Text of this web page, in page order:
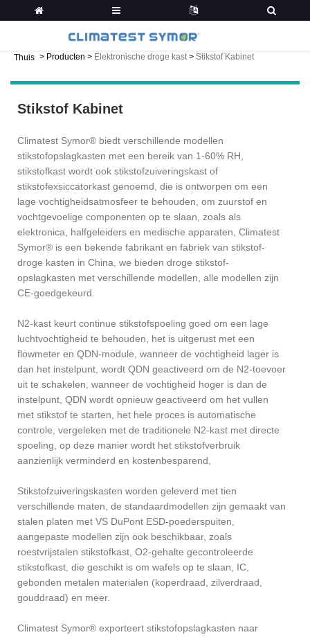
Thuis > Producten > Elektronische droge kast> Stikstof Kabinet
Stikstof Kabinet
Climatest Symor® biedt verschillende modellen
stikstofopslagkasten met een bereik van 1-60% RH,
stikstofkast wordt ook stikstofzuiveringskast of
stikstofexsiccatorkast genoemd, die is ontworpen om een ​​
lage vochtigheidsatmosfeer te behouden, om zuurstof en
vochtgevoelige componenten op te slaan, zoals als
elektronica, halfgeleiders en medische apparaten, Climatest
Symor® is een bekende fabrikant en fabriek van stikstof-
droge kasten in China, we bieden droge stikstof-
opslagkasten met verschillende modellen, alle modellen zijn
CE-goedgekeurd.
N2-kast keurt continue stikstofspoeling goed om een ​​lage
luchtvochtigheid te behouden, het is uitgerust met een
flowmeter en QDN-module, wanneer de vochtigheid lager is
dan het instelpunt, wordt QDN geactiveerd om de N2-toevoer
uit te schakelen, wanneer de vochtigheid hoger is dan de
instelpunt, QDN wordt opnieuw geactiveerd om het vullen
met stikstof te starten, het hele proces is automatische
controle, vergeleken met de traditionele N2-kast met directe
spoeling, op deze manier wordt het stikstofverbruik
aanzienlijk verminderd en kostenbesparend,
Stikstofzuiveringskasten worden geleverd met tien
verschillende maten, de standaardmodellen zijn gemaakt van
stalen platen met VS DuPont ESD-poederspuiten,
aangepaste modellen zijn ook beschikbaar, zoals
roestvrijstalen stikstofkast, O2-gehalte gecontroleerde
stikstofkast, die geschikt is om wafels op te slaan, IC,
gebonden metalen materialen (koperdraad, zilverdraad,
gouddraad) en meer.
Climatest Symor® exporteert stikstofopslagkasten naar